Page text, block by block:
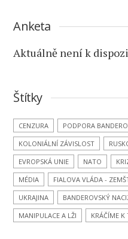
Anketa
Aktuálně není k
Štítky
CENZURA PODPORA
KOLONIÁLNÍ ZÁVISLOST
EVROPSKÁ UNIE
NATO
MÉDIA
FIALOVA VLÁDA -
UKRAJINA
BANDEROVSKÝ
MANIPULACE A LŽI
KRÁČÍME